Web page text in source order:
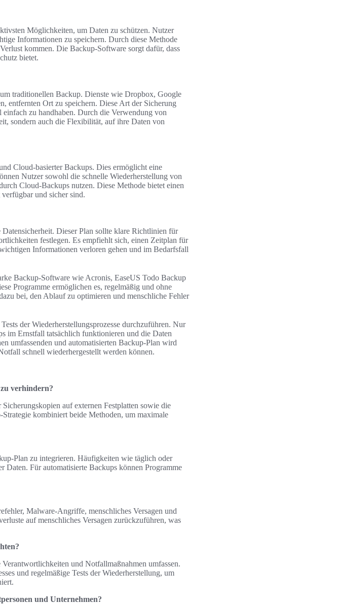
Möglichkeiten, um Daten zu schützen. Nutzer
Informationen zu speichern. Durch diese Methode
kommen. Die Backup-Software sorgt dafür, dass
bietet.
traditionellen Backup. Dienste wie Dropbox, Google
entfernten Ort zu speichern. Diese Art der Sicherung
zu handhaben. Durch die Verwendung von
sondern auch die Flexibilität, auf ihre Daten von
Cloud-basierter Backups. Dies ermöglicht eine
Nutzer sowohl die schnelle Wiederherstellung von
Cloud-Backups nutzen. Diese Methode bietet einen
und sicher sind.
Datensicherheit. Dieser Plan sollte klare Richtlinien für
festlegen. Es empfiehlt sich, einen Zeitplan für
Informationen verloren gehen und im Bedarfsfall
Backup-Software wie Acronis, EaseUS Todo Backup
Programme ermöglichen es, regelmäßig und ohne
bei, den Ablauf zu optimieren und menschliche Fehler
der Wiederherstellungsprozesse durchzuführen. Nur
im Ernstfall tatsächlich funktionieren und die Daten
umfassenden und automatisierten Backup-Plan wird
schnell wiederhergestellt werden können.
verhindern?
auf externen Festplatten sowie die
kombiniert beide Methoden, um maximale
Plan zu integrieren. Häufigkeiten wie täglich oder
Für automatisierte Backups können Programme
Malware-Angriffe, menschliches Versagen und
auf menschliches Versagen zurückzuführen, was
und Notfallmaßnahmen umfassen.
und regelmäßige Tests der Wiederherstellung, um
und Unternehmen?